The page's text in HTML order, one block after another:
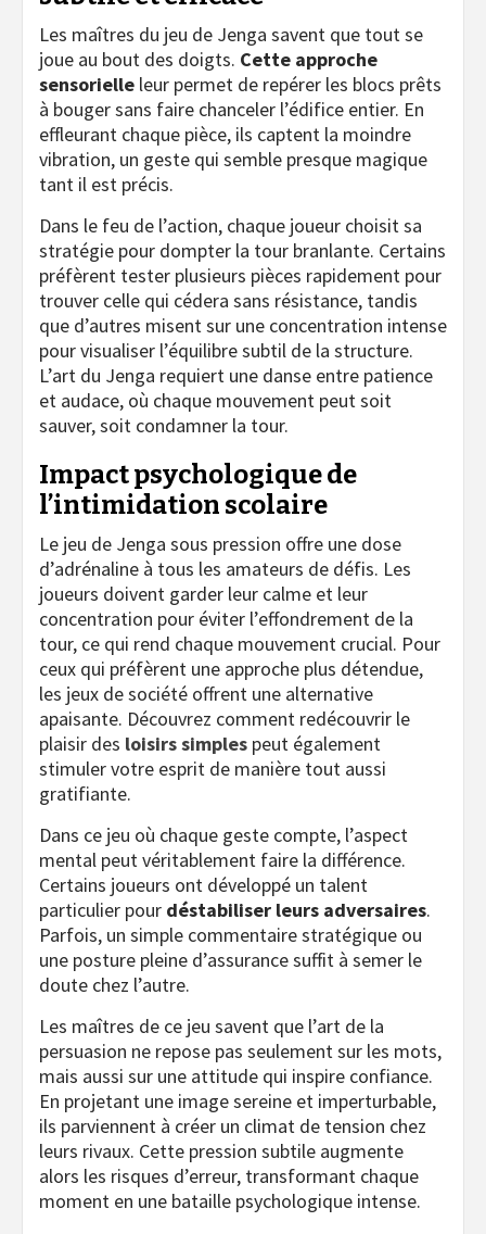
Les maîtres du jeu de Jenga savent que tout se
joue au bout des doigts. Cette approche
sensorielle leur permet de repérer les blocs prêts
à bouger sans faire chanceler l’édifice entier. En
effleurant chaque pièce, ils captent la moindre
vibration, un geste qui semble presque magique
tant il est précis.
Dans le feu de l’action, chaque joueur choisit sa
stratégie pour dompter la tour branlante. Certains
préfèrent tester plusieurs pièces rapidement pour
trouver celle qui cédera sans résistance, tandis
que d’autres misent sur une concentration intense
pour visualiser l’équilibre subtil de la structure.
L’art du Jenga requiert une danse entre patience
et audace, où chaque mouvement peut soit
sauver, soit condamner la tour.
Impact psychologique de
l’intimidation scolaire
Le jeu de Jenga sous pression offre une dose
d’adrénaline à tous les amateurs de défis. Les
joueurs doivent garder leur calme et leur
concentration pour éviter l’effondrement de la
tour, ce qui rend chaque mouvement crucial. Pour
ceux qui préfèrent une approche plus détendue,
les jeux de société offrent une alternative
apaisante. Découvrez comment redécouvrir le
plaisir des loisirs simples peut également
stimuler votre esprit de manière tout aussi
gratifiante.
Dans ce jeu où chaque geste compte, l’aspect
mental peut véritablement faire la différence.
Certains joueurs ont développé un talent
particulier pour déstabiliser leurs adversaires.
Parfois, un simple commentaire stratégique ou
une posture pleine d’assurance suffit à semer le
doute chez l’autre.
Les maîtres de ce jeu savent que l’art de la
persuasion ne repose pas seulement sur les mots,
mais aussi sur une attitude qui inspire confiance.
En projetant une image sereine et imperturbable,
ils parviennent à créer un climat de tension chez
leurs rivaux. Cette pression subtile augmente
alors les risques d’erreur, transformant chaque
moment en une bataille psychologique intense.